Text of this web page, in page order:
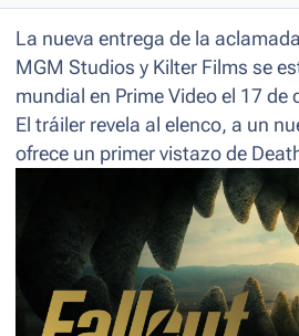
La nueva entrega de la
MGM Studios y Kilter Films se
mundial en Prime Video el 17 de
El tráiler revela al elenco, a un
ofrece un primer vistazo de